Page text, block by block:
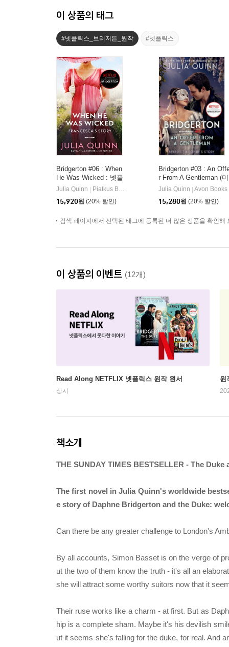
이 상품의 태그
#넷플릭스_브리저튼_원작 #넷플릭스
Bridgerton #06 : When
He Was Wicked : 넷플
릭스 '브리저튼' 원작소
Julia Quinn
Piatkus Books
15,920원 (20% 할인)
Bridgerton #03 : An
r From A Gentleman (미
국판)
Julia Quinn
Avon Books
15,280원 (20% 할인)
검색 페이지에서 선택된 태그에 등록된 더 많은 상품을 확인해
이 상품의 이벤트 (12개)
Read Along NETFLIX 넷플릭스 원작 원서
상시
원
책소개
THE SUNDAY TIMES BESTSELLER - The Duke
The first novel in Julia Quinn's worldwide
e story of Daphne Bridgerton and the Duke:
Can there be any greater challenge to London's
By all accounts, Simon Basset is on the verge of
ut the two of them know the truth - it's all an
she will attract some worthy suitors now that it
Their ruse works like a charm - at first. But as
hip is a complete sham. Maybe it's his devilish
ut it seems she's falling for the duke, for real. And